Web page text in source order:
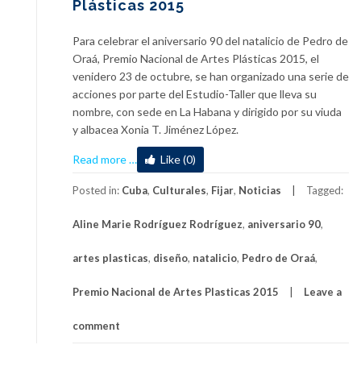
Plásticas 2015
Para celebrar el aniversario 90 del natalicio de Pedro de
Oraá, Premio Nacional de Artes Plásticas 2015, el
venidero 23 de octubre, se han organizado una serie de
acciones por parte del Estudio-Taller que lleva su
nombre, con sede en La Habana y dirigido por su viuda
y albacea Xonia T. Jiménez López.
Read more
about
Celebrarán
aniversario
del
de
de
… Like (0)
Posted in: Cuba, Culturales, Fijar, Noticias Tagged:
Aline Marie Rodríguez Rodríguez, aniversario 90,
artes plasticas, diseño, natalicio, Pedro de Oraá,
Premio Nacional de Artes Plasticas 2015 Leave a
comment